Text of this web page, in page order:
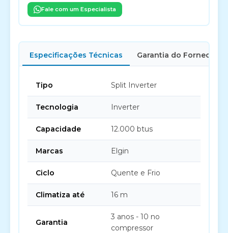
Fale com um Especialista
Especificações Técnicas Garantia do Fornecedor
Tipo Split Inverter
Tecnologia Inverter
Capacidade 12.000 btus
Marcas Elgin
Ciclo Quente e Frio
Climatiza até 16 m
Garantia
3 anos - 10 no
compressor